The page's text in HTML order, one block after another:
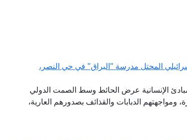
المحتل مدرسة "البراق" في حي النصر،
الإنسانية عرض الحائط وسط الصمت الدولي
الدبابات والقذائف بصدورهم العارية،